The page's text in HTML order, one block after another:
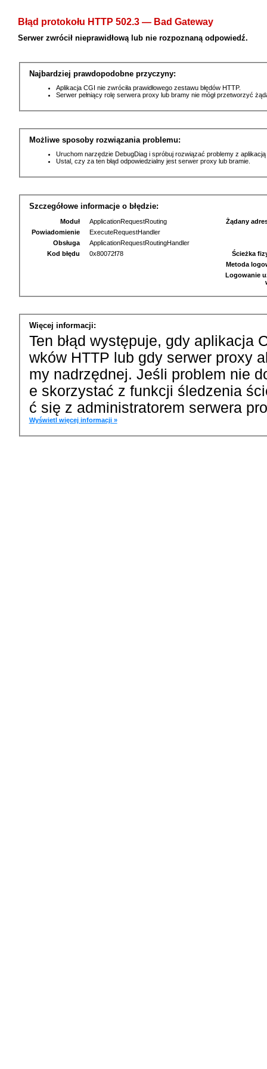
Błąd protokołu HTTP 502.3 — Bad Gateway
Serwer zwrócił nieprawidłową lub nie rozpoznaną odpowiedź.
Najbardziej prawdopodobne przyczyny:
Aplikacja CGI nie zwróciła prawidłowego zestawu błędów HTTP.
Serwer pełniący rolę serwera proxy lub bramy nie mógł przetworzyć
Możliwe sposoby rozwiązania problemu:
Uruchom narzędzie DebugDiag i spróbuj rozwiązać problemy z
Ustal, czy za ten błąd odpowiedzialny jest serwer proxy lub bramie.
Szczegółowe informacje o błędzie:
Moduł
ApplicationRequestRouting
Powiadomienie
ExecuteRequestHandler
Obsługa
ApplicationRequestRoutingHandler
Kod błędu
0x80072f78
Żądany
Ścieżka
Metoda
Logowanie
Więcej informacji:
Ten błąd występuje, gdy aplikacja
wków HTTP lub gdy serwer proxy
my nadrzędnej. Jeśli problem nie
e skorzystać z funkcji śledzenia
ć się z administratorem serwera
Wyświetl więcej informacji »